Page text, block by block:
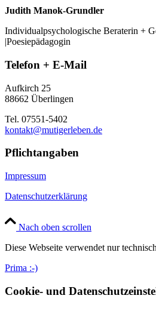
Judith Manok-Grundler
Individualpsychologische Beraterin +
|Poesiepädagogin
Telefon + E-Mail
Aufkirch 25
88662 Überlingen
Tel. 07551-5402
kontakt@mutigerleben.de
Pflichtangaben
Impressum
Datenschutzerklärung
Nach oben scrollen
Diese Webseite verwendet nur
Prima :-)
Cookie- und